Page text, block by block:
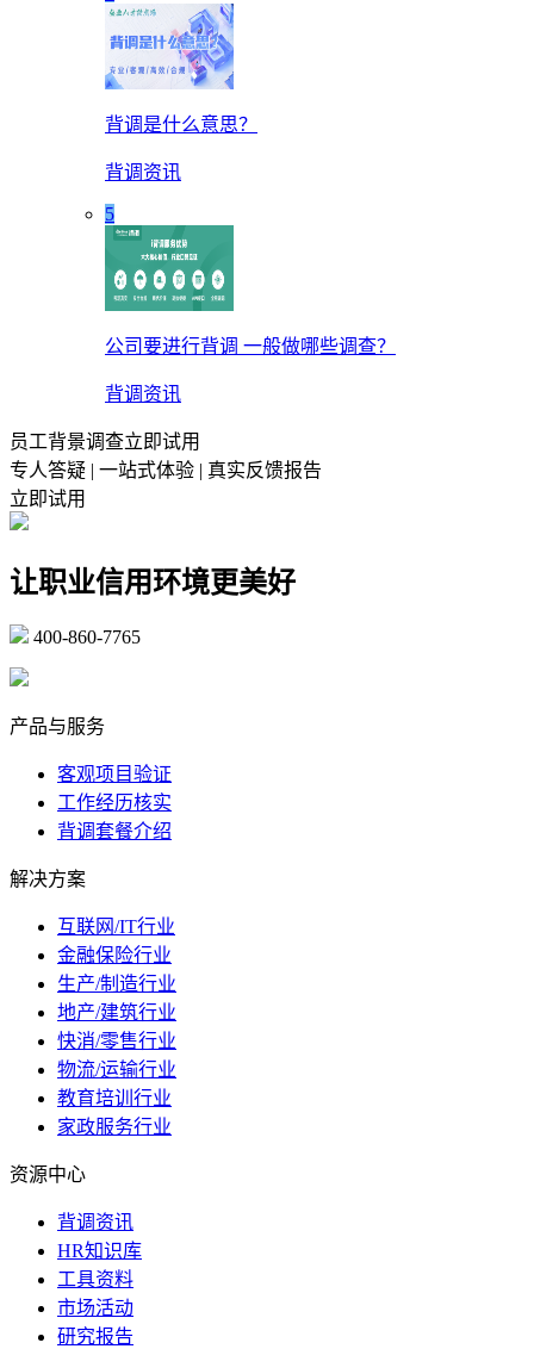
背调是什么意思？
背调资讯
5
公司要进行背调 一般做哪些调查？
背调资讯
员工背景调查立即试用
专人答疑 | 一站式体验 | 真实反馈报告
立即试用
让职业信用环境更美好
400-860-7765
产品与服务
客观项目验证
工作经历核实
背调套餐介绍
解决方案
互联网/IT行业
金融保险行业
生产/制造行业
地产/建筑行业
快消/零售行业
物流/运输行业
教育培训行业
家政服务行业
资源中心
背调资讯
HR知识库
工具资料
市场活动
研究报告